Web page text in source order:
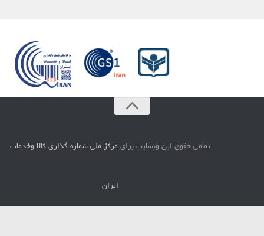
تمامي حقوق اين وبسايت برايمركز ملي شماره گذاري كالا وخدمات
ايران